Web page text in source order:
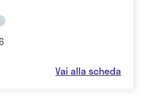
Vai alla scheda